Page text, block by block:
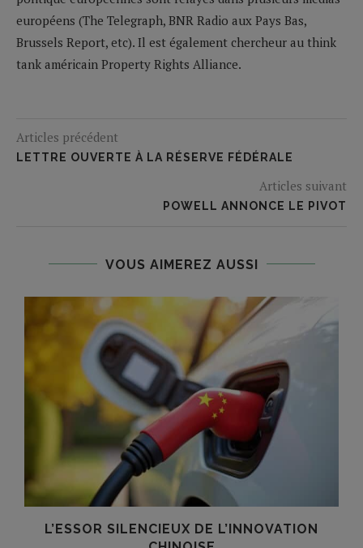
européens (The Telegraph, BNR Radio aux Pays Bas,
Brussels Report, etc). Il est également chercheur au think
tank américain Property Rights Alliance.
Articles précédent
LETTRE OUVERTE À LA RÉSERVE FÉDÉRALE
Articles suivant
POWELL ANNONCE LE PIVOT
VOUS AIMEREZ AUSSI
L’ESSOR SILENCIEUX DE L’INNOVATION